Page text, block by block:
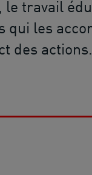
le travail
qui les
des actions.